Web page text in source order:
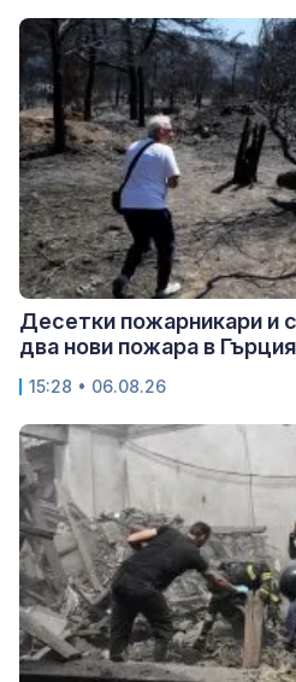
Десетки пожарникари и
два нови пожара в Гърция
15:28 • 06.08.26